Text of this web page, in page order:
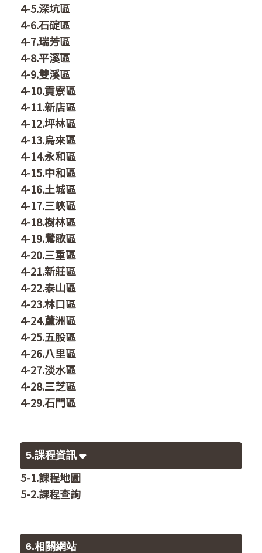
4-5.深坑區
4-6.石碇區
4-7.瑞芳區
4-8.平溪區
4-9.雙溪區
4-10.貢寮區
4-11.新店區
4-12.坪林區
4-13.烏來區
4-14.永和區
4-15.中和區
4-16.土城區
4-17.三峽區
4-18.樹林區
4-19.鶯歌區
4-20.三重區
4-21.新莊區
4-22.泰山區
4-23.林口區
4-24.蘆洲區
4-25.五股區
4-26.八里區
4-27.淡水區
4-28.三芝區
4-29.石門區
5.課程資訊
5-1.課程地圖
5-2.課程查詢
6.相關網站